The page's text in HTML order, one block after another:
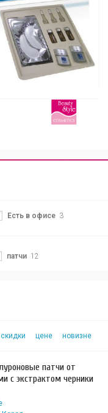
Есть в офисе 3
патчи 12
цене новизне
патчи от
с экстрактом черники